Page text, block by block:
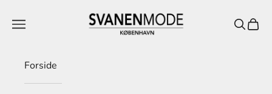
Svanen Mode
Menu Søg
Forside